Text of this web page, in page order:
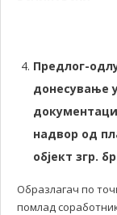
Предлог-
донесување
надвор од
објект згр.
Образлагач по
помлад